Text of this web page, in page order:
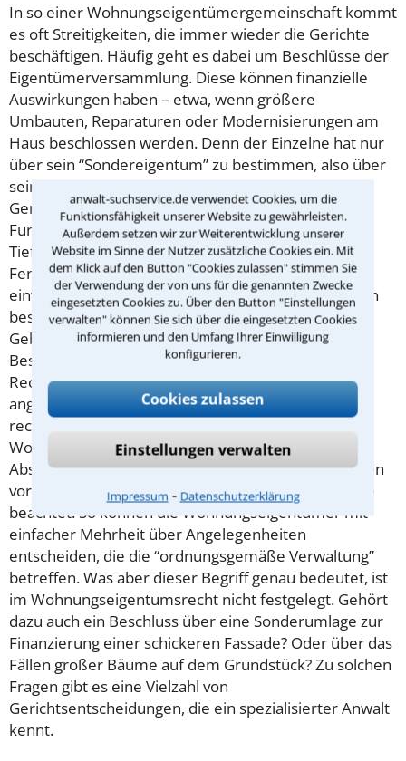
anwalt-suchservice.de verwendet Cookies, um die
Funktionsfähigkeit unserer Website zu gewährleisten.
Außerdem setzen wir zur Weiterentwicklung unserer
Website im Sinne der Nutzer zusätzliche Cookies ein. Mit
dem Klick auf den Button "Cookies zulassen" stimmen Sie
der Verwendung der von uns für die genannten Zwecke
eingesetzten Cookies zu. Über den Button "Einstellungen
verwalten" können Sie sich über die eingesetzten Cookies
informieren und den Umfang Ihrer Einwilligung
konfigurieren.
Cookies zulassen
Einstellungen verwalten
Impressum ⁃ Datenschutzerklärung
In so einer Wohnungseigentümergemeinschaft kommt
es oft Streitigkeiten, die immer wieder die Gerichte
beschäftigen. Häufig geht es dabei um Beschlüsse der
Eigentümerversammlung. Diese können finanzielle
Auswirkungen haben – etwa, wenn größere
Umbauten, Reparaturen oder Modernisierungen am
Haus beschlossen werden. Denn der Einzelne hat nur
über sein “Sondereigentum” zu bestimmen, also über
seine Wohnung. Dagegen steht das
Gemeinschaftseigentum, zu dem zum Beispiel
Fundament, Außenwände, Dach, Treppenhaus,
Tiefgarage, Aufzug, Leitungen, Außentüren und
Fenster gehören. Nicht immer sind alle Beteiligten
einverstanden, wenn die Versammlung Maßnahmen
beschließt, die teuer sind oder das Aussehen des
Gebäudes oder der Wohnanlage verändern. Die
Beschlüsse können jedoch mit Hilfe eines
Rechtsanwalts für Wohnungseigentumsrecht
angegriffen werden. Nicht alle Beschlüsse sind
rechtlich wasserdicht: So schreibt das
Wohnungseigentumsgesetz (WEG) verschiedene
Abstimmungsverfahren für unterschiedliche Themen
vor. Nicht immer werden diese feinen Unterschiede
beachtet. So können die Wohnungseigentümer mit
einfacher Mehrheit über Angelegenheiten
entscheiden, die die “ordnungsgemäße Verwaltung”
betreffen. Was aber dieser Begriff genau bedeutet, ist
im Wohnungseigentumsrecht nicht festgelegt. Gehört
dazu auch ein Beschluss über eine Sonderumlage zur
Finanzierung einer schickeren Fassade? Oder über das
Fällen großer Bäume auf dem Grundstück? Zu solchen
Fragen gibt es eine Vielzahl von
Gerichtsentscheidungen, die ein spezialisierter Anwalt
kennt.